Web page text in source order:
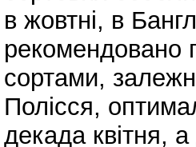
в жовтні, в
рекомендовано
сортами,
Полісся,
декада квітня,